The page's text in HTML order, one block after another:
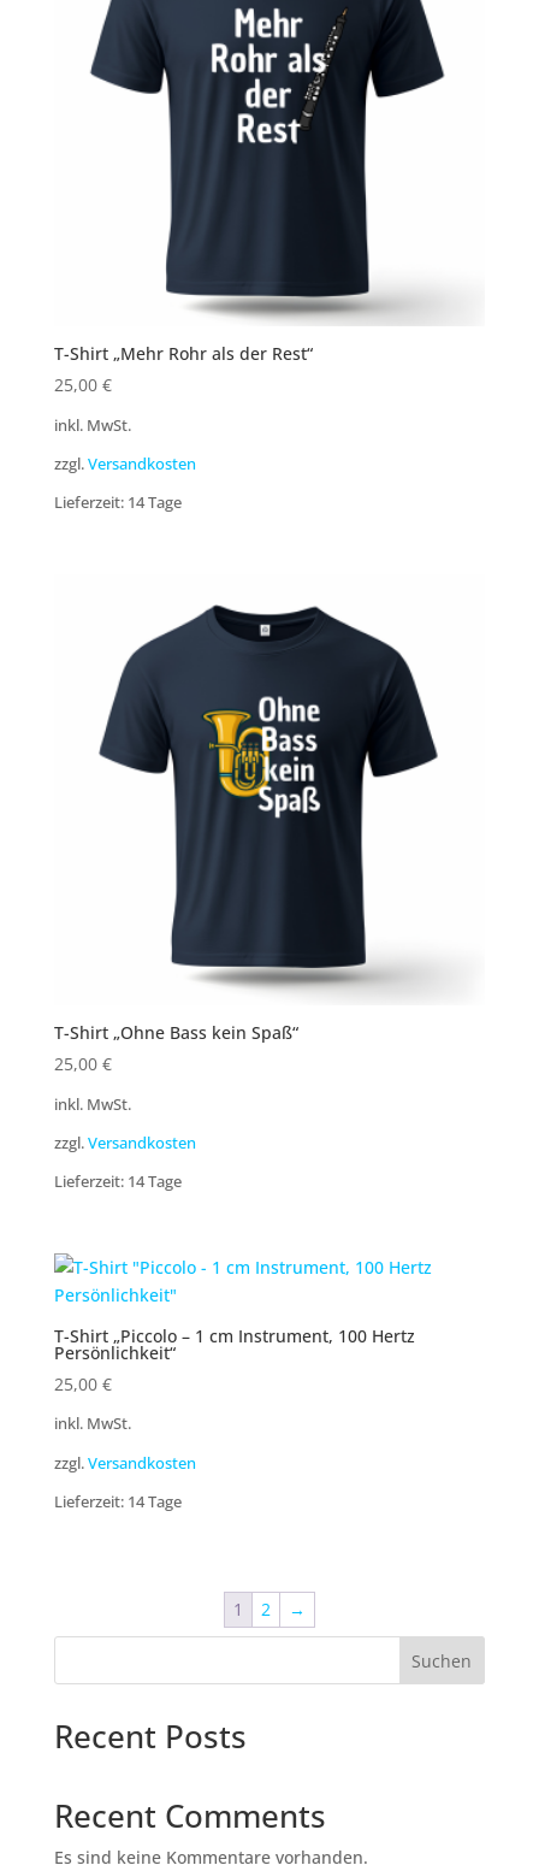
T-Shirt „Mehr Rohr als der Rest“
25,00 €
inkl. MwSt.
zzgl.Versandkosten
Lieferzeit: 14 Tage
T-Shirt „Ohne Bass kein Spaß“
25,00 €
inkl. MwSt.
zzgl.Versandkosten
Lieferzeit: 14 Tage
T-Shirt „Piccolo – 1 cm Instrument, 100 Hertz
Persönlichkeit“
25,00 €
inkl. MwSt.
zzgl.Versandkosten
Lieferzeit: 14 Tage
1 2 →
Suchen
Recent Posts
Recent Comments
Es sind keine Kommentare vorhanden.